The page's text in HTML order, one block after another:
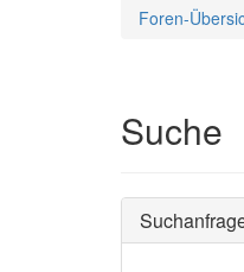
Foren-
Suche